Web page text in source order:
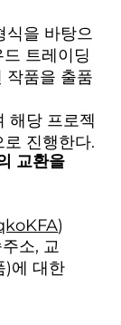
식을 바탕으
트레이딩
품을 출품
해당 프로젝
진행한다.
교환을
)
소, 교
)에 대한